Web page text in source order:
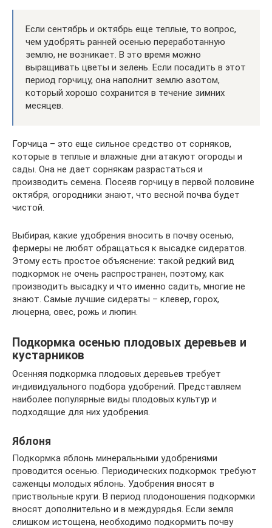
Если сентябрь и октябрь еще теплые, то вопрос,
чем удобрять ранней осенью переработанную
землю, не возникает. В это время можно
выращивать цветы и зелень. Если посадить в этот
период горчицу, она наполнит землю азотом,
который хорошо сохранится в течение зимних
месяцев.
Горчица – это еще сильное средство от сорняков,
которые в теплые и влажные дни атакуют огороды и
сады. Она не дает сорнякам разрастаться и
производить семена. Посеяв горчицу в первой половине
октября, огородники знают, что весной почва будет
чистой.
Выбирая, какие удобрения вносить в почву осенью,
фермеры не любят обращаться к высадке сидератов.
Этому есть простое объяснение: такой редкий вид
подкормок не очень распространен, поэтому, как
производить высадку и что именно садить, многие не
знают. Самые лучшие сидераты – клевер, горох,
люцерна, овес, рожь и люпин.
Подкормка осенью плодовых деревьев и
кустарников
Осенняя подкормка плодовых деревьев требует
индивидуального подбора удобрений. Представляем
наиболее популярные виды плодовых культур и
подходящие для них удобрения.
Яблоня
Подкормка яблонь минеральными удобрениями
проводится осенью. Периодических подкормок требуют
саженцы молодых яблонь. Удобрения вносят в
приствольные круги. В период плодоношения подкормки
вносят дополнительно и в междурядья. Если земля
слишком истощена, необходимо подкормить почву